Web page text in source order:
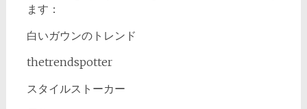
ます：
白いガウンのトレンド
thetrendspotter
スタイルストーカー